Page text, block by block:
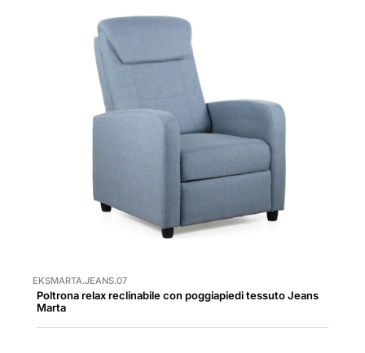
EKSMARTA.JEANS.07
Poltrona relax reclinabile con poggiapiedi tessuto Jeans
Marta